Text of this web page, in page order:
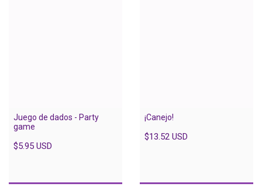
Juego de dados - Party
game
$5.95 USD
¡Canejo!
$13.52 USD